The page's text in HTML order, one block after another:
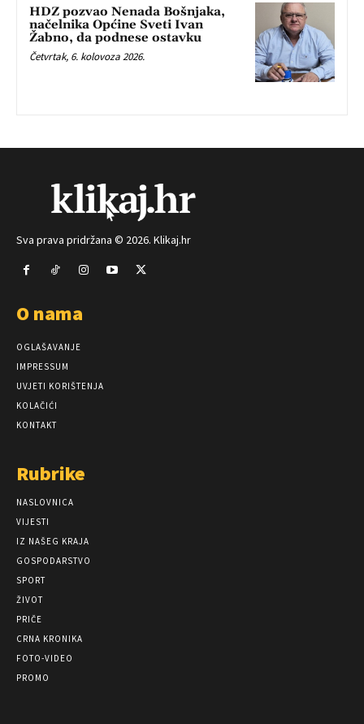
HDZ pozvao Nenada Bošnjaka,
načelnika Općine Sveti Ivan
Žabno, da podnese ostavku
Četvrtak, 6. kolovoza 2026.
Sva prava pridržana © 2026. Klikaj.hr
O nama
OGLAŠAVANJE
IMPRESSUM
UVJETI KORIŠTENJA
KOLAČIĆI
KONTAKT
Rubrike
NASLOVNICA
VIJESTI
IZ NAŠEG KRAJA
GOSPODARSTVO
SPORT
ŽIVOT
PRIČE
CRNA KRONIKA
FOTO-VIDEO
PROMO